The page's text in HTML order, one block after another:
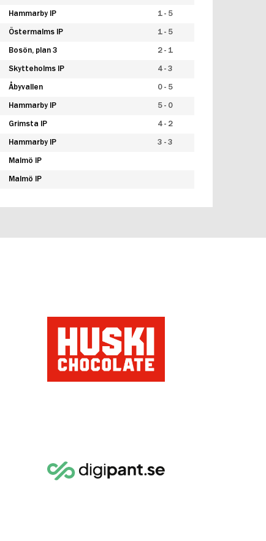
Hammarby IP 1 - 5
Östermalms IP 1 - 5
Bosön, plan 3 2 - 1
Skytteholms IP 4 - 3
Åbyvallen 0 - 5
Hammarby IP 5 - 0
Grimsta IP 4 - 2
Hammarby IP 3 - 3
Malmö IP
Malmö IP